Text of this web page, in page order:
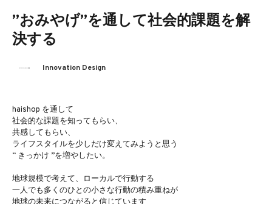
”おみやげ”を通して社会的課題を解
決する
Innovation Design
haishop を通して
社会的な課題を知ってもらい、
共感してもらい、
ライフスタイルを少しだけ変えてみようと思う
“ きっかけ ”を増やしたい。
地球規模で考えて、ローカルで行動する
一人でも多くのひとの小さな行動の積み重ねが